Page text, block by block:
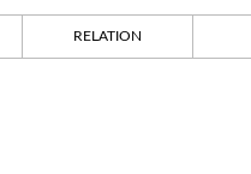
RELATION